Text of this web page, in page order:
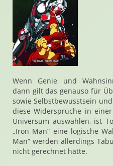
Wenn Genie und
dann gilt das genauso für
sowie Selbstbewusstsein
diese Widersprüche in
Universum auswählen, ist
„Iron Man“ eine logische
Man“ werden allerdings
nicht gerechnet hätte.